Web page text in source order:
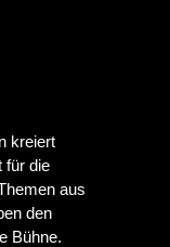
kreiert
für die
aus
den
Bühne.